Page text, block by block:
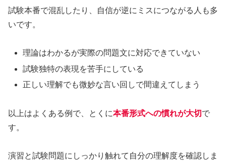
試験本番で混乱したり、自信が逆にミスにつながる人も多
いです。
理論はわかるが実際の問題文に対応できていない
試験独特の表現を苦手にしている
正しい理解でも微妙な言い回しで間違えてしまう
以上はよくある例で、とくに本番形式への慣れが大切で
す。
演習と試験問題にしっかり触れて自分の理解度を確認しま